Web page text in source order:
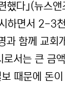
했다｣(뉴스
하면서 2-3
과 함께 교회
로서는 큰 금
때문에 돈이